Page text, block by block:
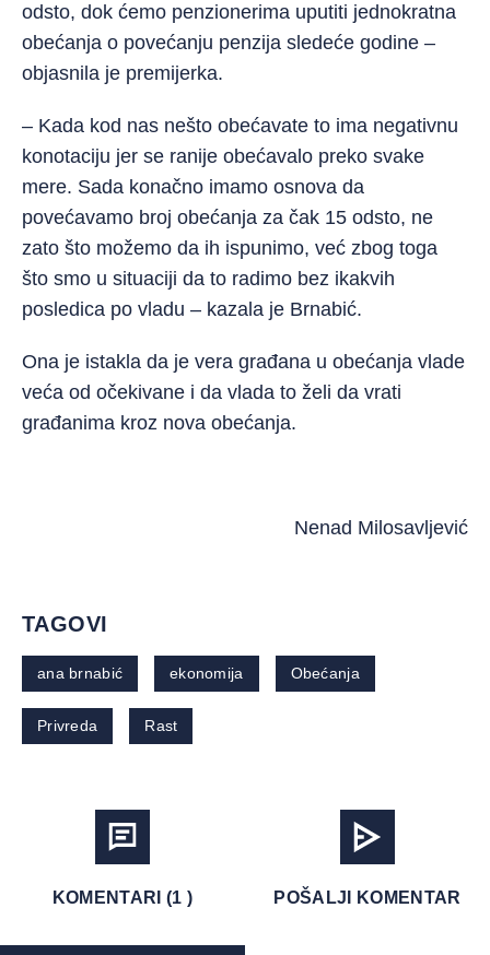
odsto, dok ćemo penzionerima uputiti jednokratna
obećanja o povećanju penzija sledeće godine –
objasnila je premijerka.
– Kada kod nas nešto obećavate to ima negativnu
konotaciju jer se ranije obećavalo preko svake
mere. Sada konačno imamo osnova da
povećavamo broj obećanja za čak 15 odsto, ne
zato što možemo da ih ispunimo, već zbog toga
što smo u situaciji da to radimo bez ikakvih
posledica po vladu – kazala je Brnabić.
Ona je istakla da je vera građana u obećanja vlade
veća od očekivane i da vlada to želi da vrati
građanima kroz nova obećanja.
Nenad Milosavljević
TAGOVI
ana brnabić ekonomija Obećanja
Privreda Rast
KOMENTARI (1 ) POŠALJI KOMENTAR